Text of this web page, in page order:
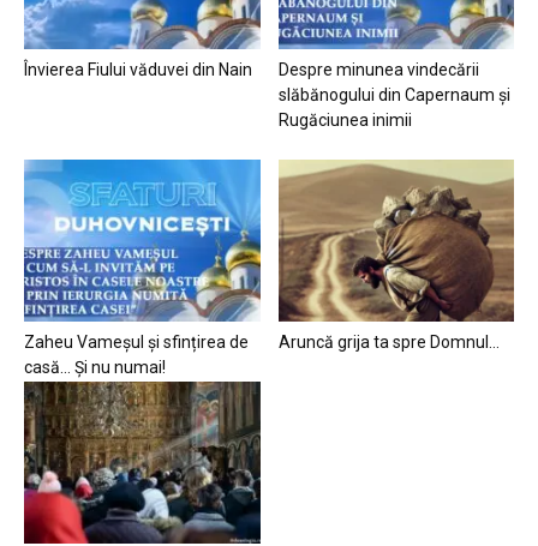
Învierea Fiului văduvei din Nain
Despre minunea vindecării
slăbănogului din Capernaum și
Rugăciunea inimii
Zaheu Vameșul și sfințirea de
casă… Și nu numai!
Aruncă grija ta spre Domnul…